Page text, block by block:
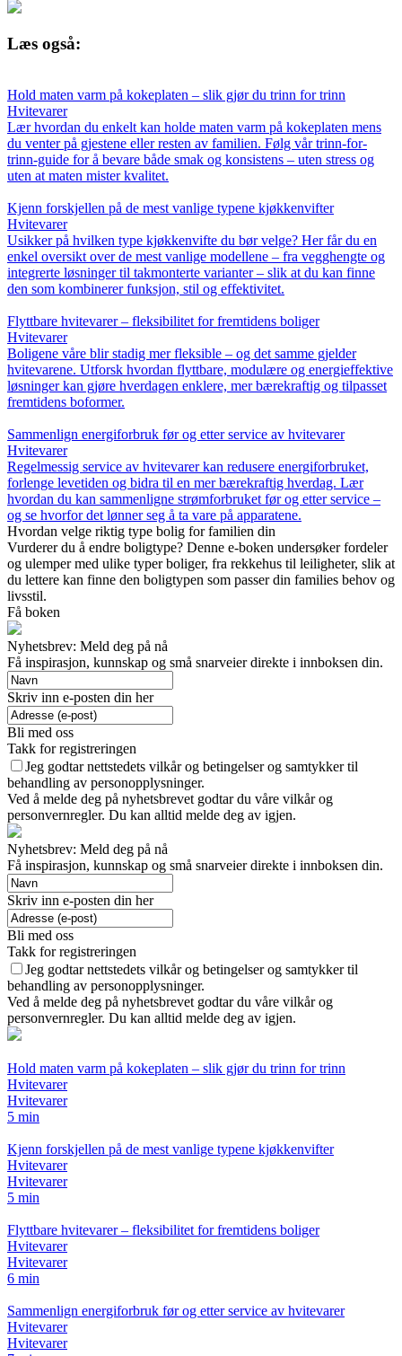
Læs også:
Hold maten varm på kokeplaten – slik gjør du trinn for trinn
Hvitevarer
Lær hvordan du enkelt kan holde maten varm på kokeplaten mens
du venter på gjestene eller resten av familien. Følg vår trinn-for-
trinn-guide for å bevare både smak og konsistens – uten stress og
uten at maten mister kvalitet.
Kjenn forskjellen på de mest vanlige typene kjøkkenvifter
Hvitevarer
Usikker på hvilken type kjøkkenvifte du bør velge? Her får du en
enkel oversikt over de mest vanlige modellene – fra vegghengte og
integrerte løsninger til takmonterte varianter – slik at du kan finne
den som kombinerer funksjon, stil og effektivitet.
Flyttbare hvitevarer – fleksibilitet for fremtidens boliger
Hvitevarer
Boligene våre blir stadig mer fleksible – og det samme gjelder
hvitevarene. Utforsk hvordan flyttbare, modulære og energieffektive
løsninger kan gjøre hverdagen enklere, mer bærekraftig og tilpasset
fremtidens boformer.
Sammenlign energiforbruk før og etter service av hvitevarer
Hvitevarer
Regelmessig service av hvitevarer kan redusere energiforbruket,
forlenge levetiden og bidra til en mer bærekraftig hverdag. Lær
hvordan du kan sammenligne strømforbruket før og etter service –
og se hvorfor det lønner seg å ta vare på apparatene.
Hvordan velge riktig type bolig for familien din
Vurderer du å endre boligtype? Denne e-boken undersøker fordeler
og ulemper med ulike typer boliger, fra rekkehus til leiligheter, slik at
du lettere kan finne den boligtypen som passer din families behov og
livsstil.
Få boken
Nyhetsbrev: Meld deg på nå
Få inspirasjon, kunnskap og små snarveier direkte i innboksen din.
Skriv inn e-posten din her
Bli med oss
Takk for registreringen
Jeg godtar nettstedets vilkår og betingelser og samtykker til
behandling av personopplysninger.
Ved å melde deg på nyhetsbrevet godtar du våre vilkår og
personvernregler. Du kan alltid melde deg av igjen.
Nyhetsbrev: Meld deg på nå
Få inspirasjon, kunnskap og små snarveier direkte i innboksen din.
Skriv inn e-posten din her
Bli med oss
Takk for registreringen
Jeg godtar nettstedets vilkår og betingelser og samtykker til
behandling av personopplysninger.
Ved å melde deg på nyhetsbrevet godtar du våre vilkår og
personvernregler. Du kan alltid melde deg av igjen.
Hold maten varm på kokeplaten – slik gjør du trinn for trinn
Hvitevarer
Hvitevarer
5 min
Kjenn forskjellen på de mest vanlige typene kjøkkenvifter
Hvitevarer
Hvitevarer
5 min
Flyttbare hvitevarer – fleksibilitet for fremtidens boliger
Hvitevarer
Hvitevarer
6 min
Sammenlign energiforbruk før og etter service av hvitevarer
Hvitevarer
Hvitevarer